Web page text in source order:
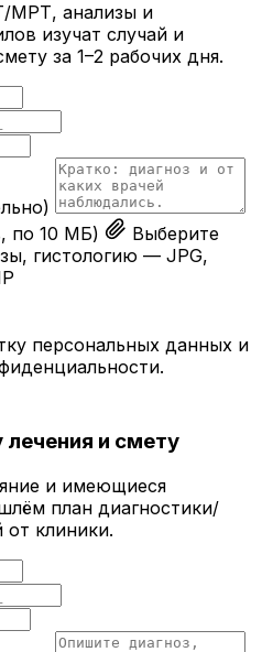
МРТ, анализы и
изучат случай и
за 1–2 рабочих дня.
по 10 МБ)
Выберите
гистологию — JPG,
персональных данных и
.
и смету
и имеющиеся
план диагностики/
от клиники.